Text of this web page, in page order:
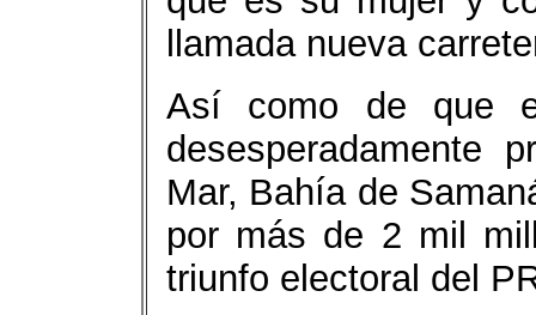
llamada nueva
Así como de que
desesperadamente
Mar, Bahía de
por más de 2 mil
triunfo electoral del